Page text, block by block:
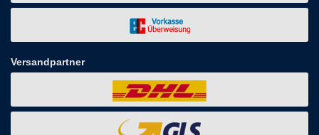
Versandpartner